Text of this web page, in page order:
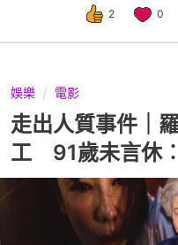
2 0
娛樂 電影
走出人質事件｜
工 91歲未言休